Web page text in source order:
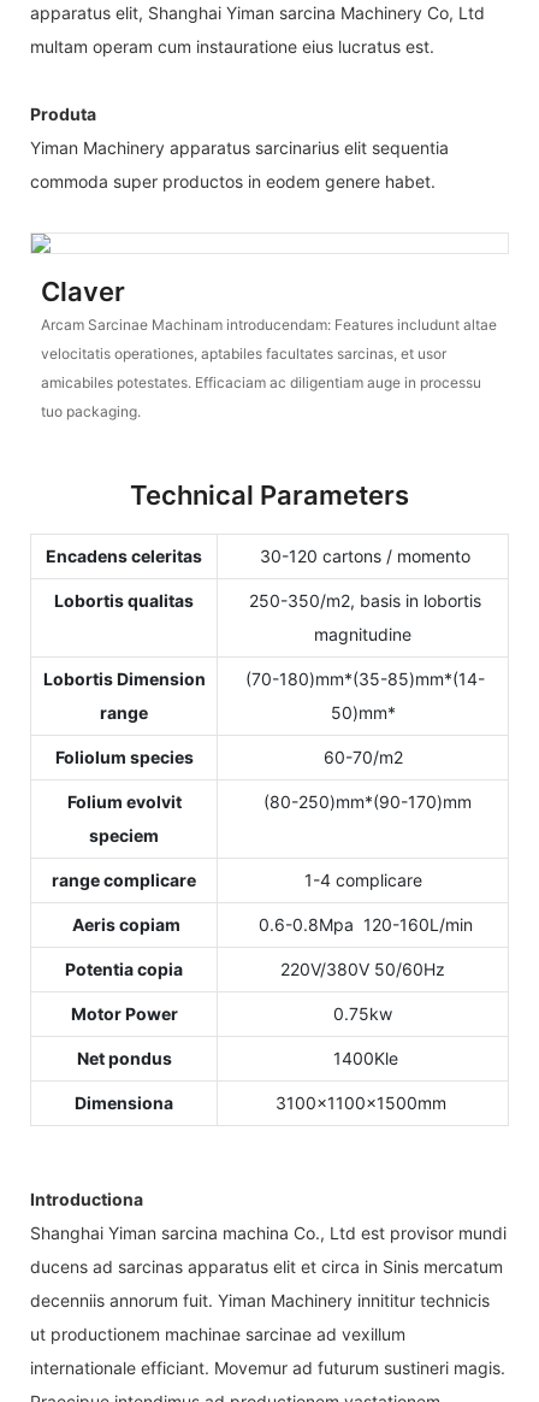
apparatus elit, Shanghai Yiman sarcina Machinery Co, Ltd
multam operam cum instauratione eius lucratus est.
Produta
Yiman Machinery apparatus sarcinarius elit sequentia
commoda super productos in eodem genere habet.
Claver
Arcam Sarcinae Machinam introducendam: Features includunt altae
velocitatis operationes, aptabiles facultates sarcinas, et usor
amicabiles potestates. Efficaciam ac diligentiam auge in processu
tuo packaging.
Technical Parameters
Encadens celeritas 30-120 cartons / momento
Lobortis qualitas
250-350/m2, basis in lobortis
magnitudine
Lobortis Dimension
range
(70-180)mm*(35-85)mm*(14-
50)mm*
Foliolum species 60-70/m2
Folium evolvit
speciem
(80-250)mm*(90-170)mm
range complicare 1-4 complicare
Aeris copiam 0.6-0.8Mpa 120-160L/min
Potentia copia 220V/380V 50/60Hz
Motor Power 0.75kw
Net pondus 1400Kle
Dimensiona 3100×1100×1500mm
Introductiona
Shanghai Yiman sarcina machina Co., Ltd est provisor mundi
ducens ad sarcinas apparatus elit et circa in Sinis mercatum
decenniis annorum fuit. Yiman Machinery innititur technicis
ut productionem machinae sarcinae ad vexillum
internationale efficiant. Movemur ad futurum sustineri magis.